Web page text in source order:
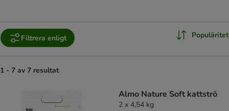
Filtrera enligt Populäritet
1 - 7 av 7 resultat
Almo Nature Soft kattströ
2 x 4,54 kg